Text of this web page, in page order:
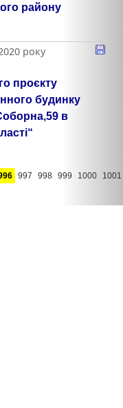
району
року
проєкту
будинку
в
997 998 999 1000 1001